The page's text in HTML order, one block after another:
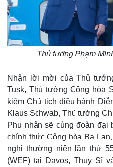
Thế giới
Quan sát
Cuộc sống đó đây
Thủ tướng Phạm
Nhận lời mời của Thủ
Tusk, Thủ tướng Cộng hòa
kiêm Chủ tịch điều hành
Klaus Schwab, Thủ tướng
Phu nhân sẽ cùng đoàn đại
chính thức Cộng hòa Ba
nghị thường niên lần thứ
(WEF) tại Davos, Thụy Sĩ